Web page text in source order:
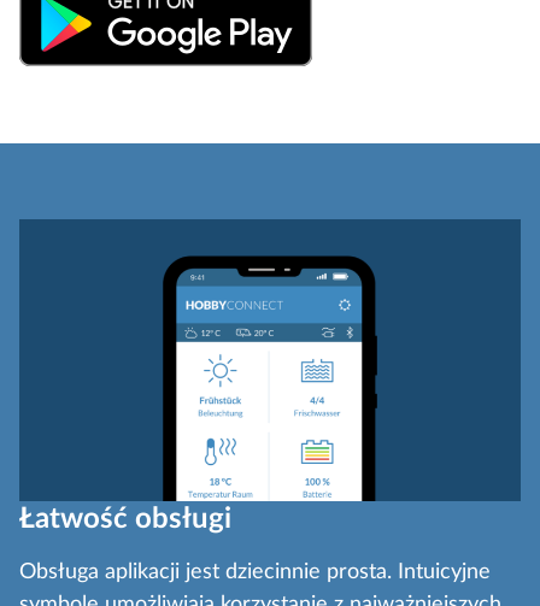
Łatwość obsługi
Obsługa aplikacji jest dziecinnie prosta. Intuicyjne